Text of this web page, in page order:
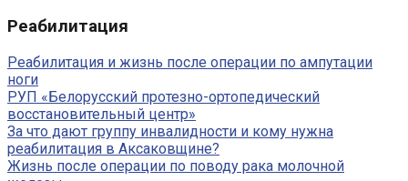
Реабилитация
Реабилитация и жизнь после операции по ампутации
ноги
РУП «Белорусский протезно-ортопедический
восстановительный центр»
За что дают группу инвалидности и кому нужна
реабилитация в Аксаковщине?
Жизнь после операции по поводу рака молочной